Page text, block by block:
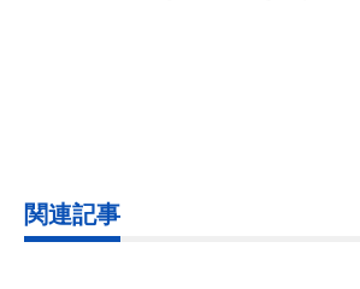
関連記事